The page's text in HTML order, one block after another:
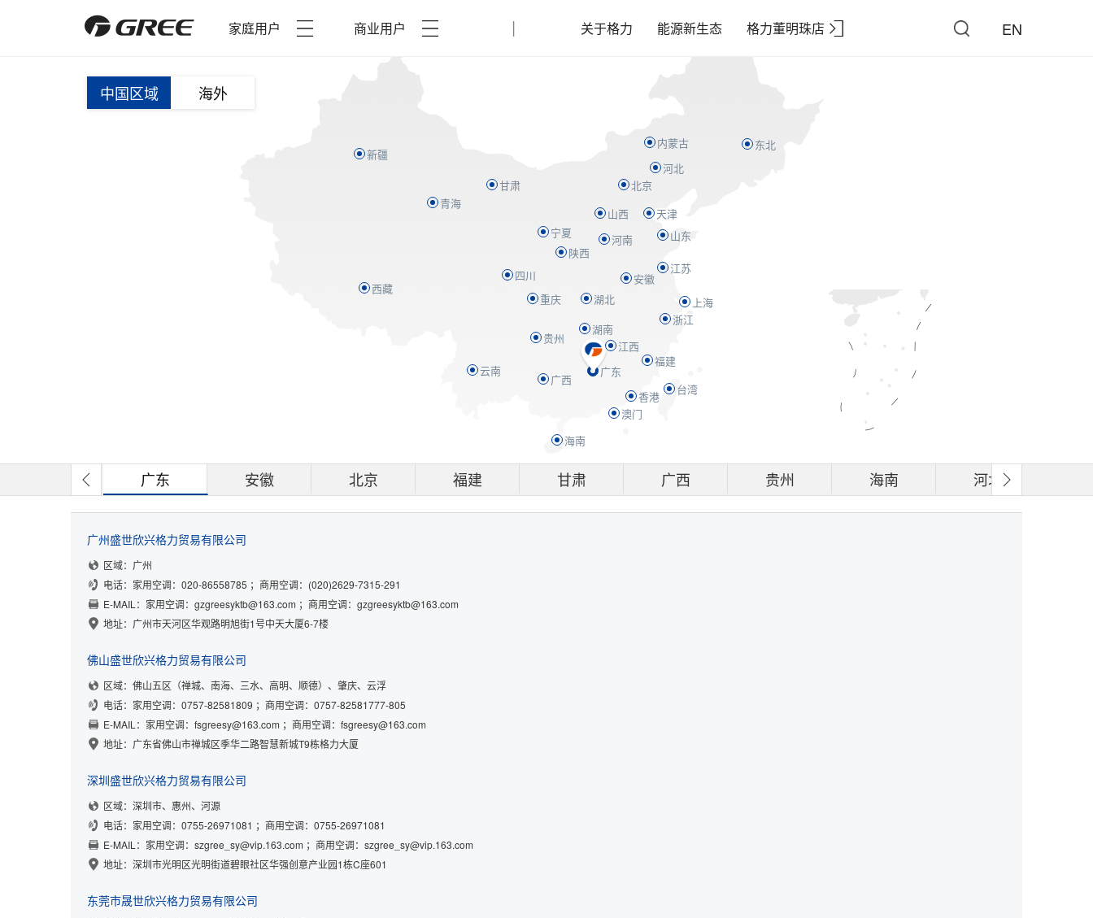
家庭用户 商业用户 | 关于格力 能源新生态 格力董明珠店 EN
广东
安徽
北京
福建
甘肃
广西
贵州
海南
河北
河南
湖北
湖南
江苏
江西
内蒙古
宁夏
青海
山东
山西
陕西
上海
四川
天津
西藏
新疆
云南
浙江
重庆
台湾
香港
澳门
东北
中国区域 海外
广东 安徽 北京 福建 甘肃 广西 贵州 海南 河北
广州盛世欣兴格力贸易有限公司
区域：广州
电话： 家用空调：020-86558785 ； 商用空调：(020)2629-7315-291
E-MAIL： 家用空调：gzgreesyktb@163.com ； 商用空调：gzgreesyktb@163.com
地址：广州市天河区华观路明旭街1号中天大厦6-7楼
佛山盛世欣兴格力贸易有限公司
区域：佛山五区（禅城、南海、三水、高明、顺德）、肇庆、云浮
电话： 家用空调：0757-82581809 ； 商用空调：0757-82581777-805
E-MAIL： 家用空调：fsgreesy@163.com ； 商用空调：fsgreesy@163.com
地址：广东省佛山市禅城区季华二路智慧新城T9栋格力大厦
深圳盛世欣兴格力贸易有限公司
区域：深圳市、惠州、河源
电话： 家用空调：0755-26971081 ； 商用空调：0755-26971081
E-MAIL： 家用空调：szgree_sy@vip.163.com ； 商用空调：szgree_sy@vip.163.com
地址：深圳市光明区光明街道碧眼社区华强创意产业园1栋C座601
东莞市晟世欣兴格力贸易有限公司